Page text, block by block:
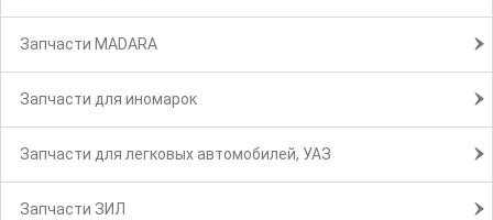
Запчасти MADARA
Запчасти для иномарок
Запчасти для легковых автомобилей, УАЗ
Запчасти ЗИЛ